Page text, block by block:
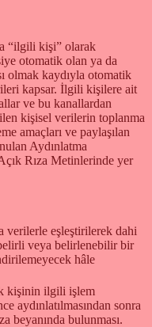
“ilgili kişi” olarak
otomatik olan ya da
olmak kaydıyla otomatik
kapsar. İlgili kişilere ait
ve bu kanallardan
kişisel verilerin toplanma
amaçları ve paylaşılan
Aydınlatma
Rıza Metinlerinde yer
verilerle eşleştirilerek dahi
veya belirlenebilir bir
hâle
kişinin ilgili işlem
aydınlatılmasından sonra
beyanında bulunması.